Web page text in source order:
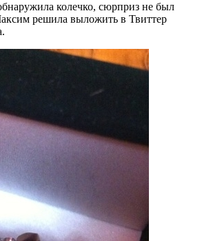
колечко, сюрприз не был
решила выложить в Твиттер